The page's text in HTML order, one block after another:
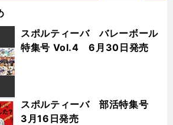
スポルティーバ バレーボール
特集号 Vol.4 6月30日発売
スポルティーバ 部活特集号
3月16日発売